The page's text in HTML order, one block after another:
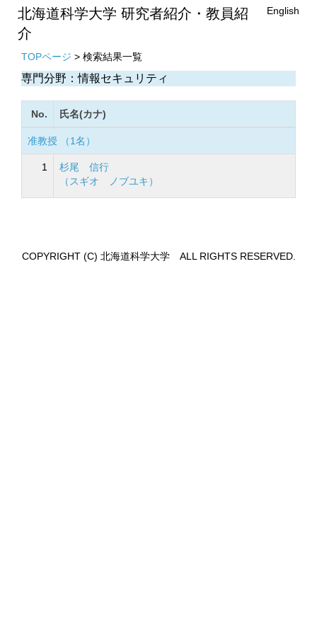
北海道科学大学 研究者紹介・教員紹
介
English
TOPページ > 検索結果一覧
専門分野：情報セキュリティ
No. 氏名(カナ)
准教授 （1名）
1
杉尾 信行
（スギオ ノブユキ）
COPYRIGHT (C) 北海道科学大学 ALL RIGHTS RESERVED.